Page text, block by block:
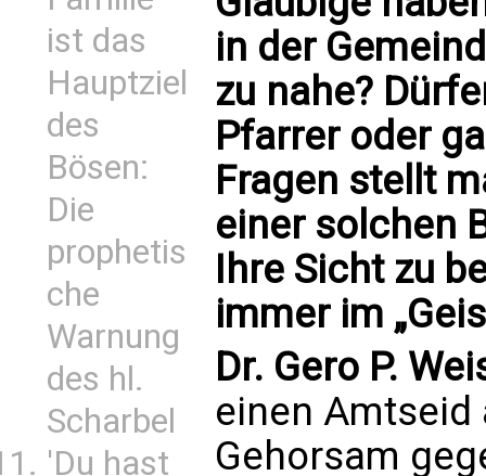
ist das
Hauptziel
des
Bösen:
Die
prophetis
che
Warnung
des hl.
Scharbel
'Du hast
in der
zu nahe?
Pfarrer oder
Fragen stellt
einer solchen
Ihre Sicht zu
immer im
Dr. Gero P.
einen Amtseid
Gehorsam